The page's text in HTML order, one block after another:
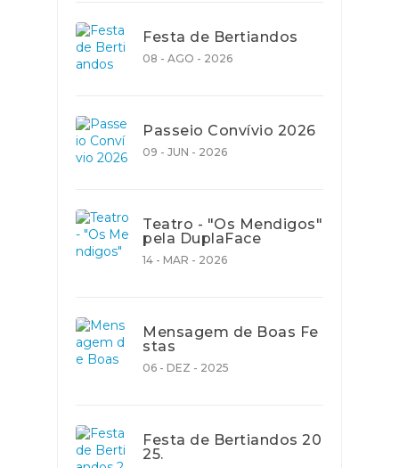
Festa de Bertiandos
08 - AGO - 2026
Passeio Convívio 2026
09 - JUN - 2026
Teatro - "Os Mendigos"
pela DuplaFace
14 - MAR - 2026
Mensagem de Boas Fe
stas
06 - DEZ - 2025
Festa de Bertiandos 20
25.